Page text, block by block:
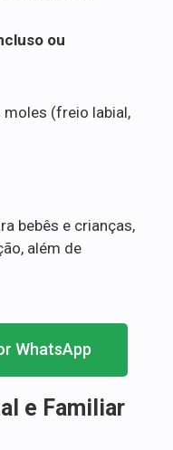
ou
(freio labial,
bebês e crianças,
além de
WhatsApp
e Familiar